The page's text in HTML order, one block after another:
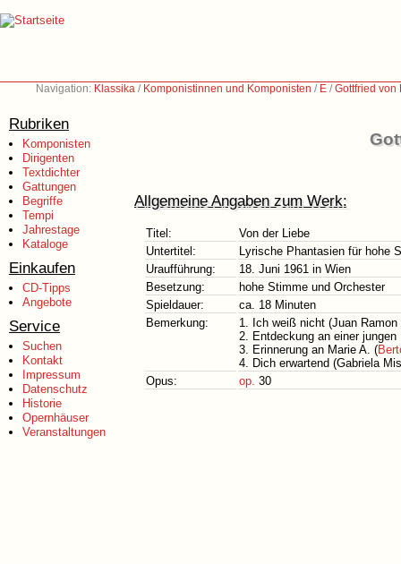
Navigation: Klassika / Komponistinnen und Komponisten / E /Gottfried von
Rubriken
Komponisten
Dirigenten
Textdichter
Gattungen
Begriffe
Tempi
Jahrestage
Kataloge
Einkaufen
CD-Tipps
Angebote
Service
Suchen
Kontakt
Impressum
Datenschutz
Historie
Opernhäuser
Veranstaltungen
Allgemeine Angaben zum Werk:
Titel:
Von der Liebe
Untertitel:
Lyrische Phantasien für hohe
Uraufführung:
18. Juni 1961 in Wien
Besetzung:
hohe Stimme und Orchester
Spieldauer:
ca. 18 Minuten
Bemerkung:
1. Ich weiß nicht (Juan Ramon
2. Entdeckung an einer jungen
3. Erinnerung an Marie A. (
4. Dich erwartend (Gabriela
Opus:
op. 30